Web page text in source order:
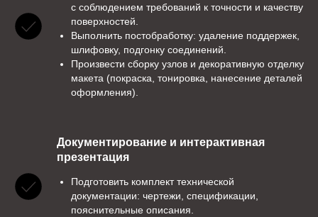
с соблюдением требований к точности и качеству
поверхностей.
Выполнить постобработку: удаление поддержек,
шлифовку, подгонку соединений.
Произвести сборку узлов и декоративную отделку
макета (покраска, тонировка, нанесение деталей
оформления).
Документирование и интерактивная
презентация
Подготовить комплект технической
документации: чертежи, спецификации,
пояснительные описания.